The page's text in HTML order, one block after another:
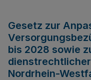
Gesetz zur
bis 2028 sowie
Nordrhein-